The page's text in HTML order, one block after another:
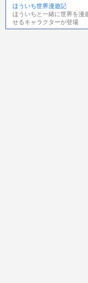
ほういち世界漫遊記
ほういちと一緒に世界を漫
せるキャラクターが登場